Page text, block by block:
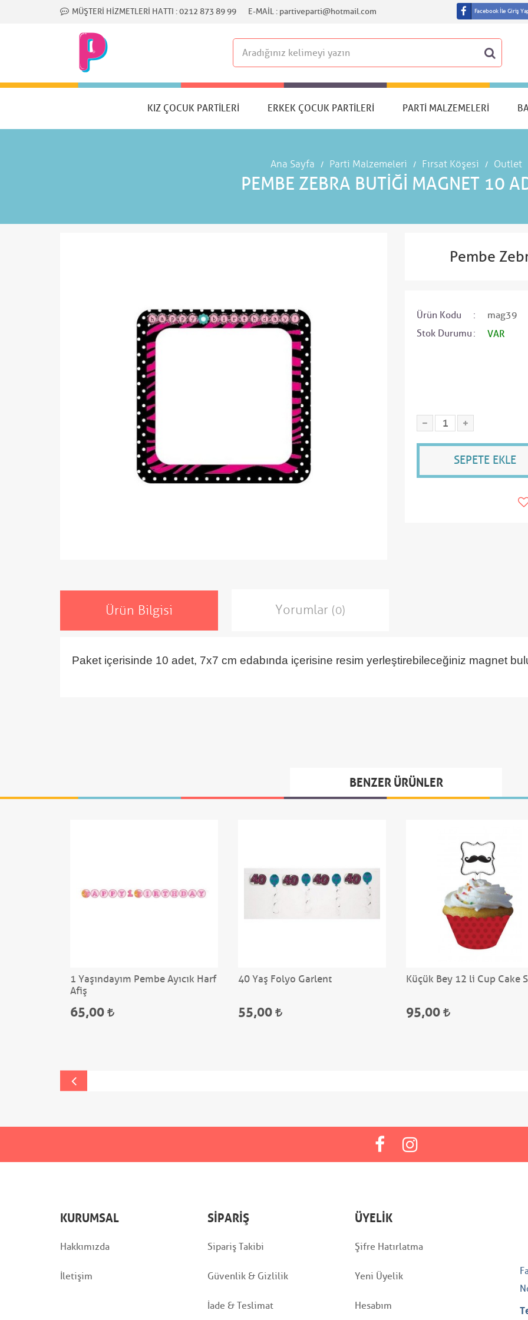
MÜŞTERI HIZMETLERI HATTI :0212 873 89 99 E-MAIL : partiveparti@hotmail.com Facebook İle Giriş
KIZ ÇOCUK PARTILERI ERKEK ÇOCUK PARTILERI PARTI MALZEMELERI
Ana Sayfa Parti Malzemeleri Fırsat Köşesi Outlet
PEMBE ZEBRA BUTIĞI MAGNET 10
Pembe
Ürün Kodu
mag39
Stok Durumu
VAR
SEPETE EKLE
Ürün Bilgisi Yorumlar (0)
Paket içerisinde 10 adet, 7x7 cm edabında içerisine resim yerleştirebileceğiniz magnet
BENZER ÜRÜNLER
1 Yaşındayım Pembe Ayıcık Harf
Afiş
65,00
40 Yaş Folyo Garlent
55,00
Küçük Bey 12 li Cup Cake
95,00
KURUMSAL
Hakkımızda
İletişim
SIPARIŞ
Sipariş Takibi
Güvenlik & Gizlilik
İade & Teslimat
ÜYELIK
Şifre Hatırlatma
Yeni Üyelik
Hesabım